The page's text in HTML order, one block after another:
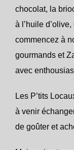
chocolat, la
à l’huile
commencez à
gourmands et
avec
Les P’tits
à venir
de goûter et